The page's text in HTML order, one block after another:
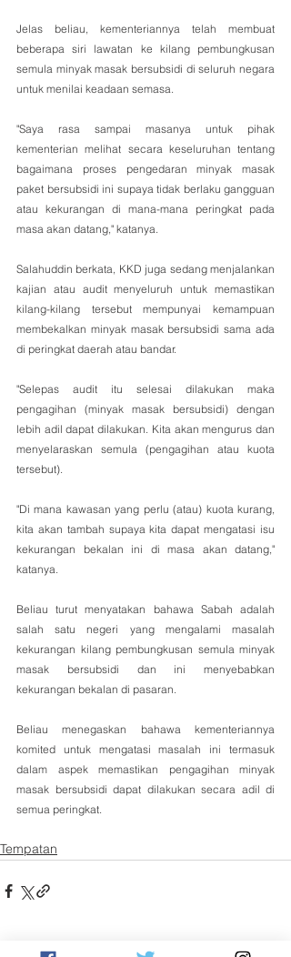
Jelas beliau, kementeriannya telah membuat
beberapa siri lawatan ke kilang pembungkusan
semula minyak masak bersubsidi di seluruh negara
untuk menilai keadaan semasa.
"Saya rasa sampai masanya untuk pihak
kementerian melihat secara keseluruhan tentang
bagaimana proses pengedaran minyak masak
paket bersubsidi ini supaya tidak berlaku gangguan
atau kekurangan di mana-mana peringkat pada
masa akan datang," katanya.
Salahuddin berkata, KKD juga sedang menjalankan
kajian atau audit menyeluruh untuk memastikan
kilang-kilang tersebut mempunyai kemampuan
membekalkan minyak masak bersubsidi sama ada
di peringkat daerah atau bandar.
"Selepas audit itu selesai dilakukan maka
pengagihan (minyak masak bersubsidi) dengan
lebih adil dapat dilakukan. Kita akan mengurus dan
menyelaraskan semula (pengagihan atau kuota
tersebut).
"Di mana kawasan yang perlu (atau) kuota kurang,
kita akan tambah supaya kita dapat mengatasi isu
kekurangan bekalan ini di masa akan datang,"
katanya.
Beliau turut menyatakan bahawa Sabah adalah
salah satu negeri yang mengalami masalah
kekurangan kilang pembungkusan semula minyak
masak bersubsidi dan ini menyebabkan
kekurangan bekalan di pasaran.
Beliau menegaskan bahawa kementeriannya
komited untuk mengatasi masalah ini termasuk
dalam aspek memastikan pengagihan minyak
masak bersubsidi dapat dilakukan secara adil di
semua peringkat.
Tempatan